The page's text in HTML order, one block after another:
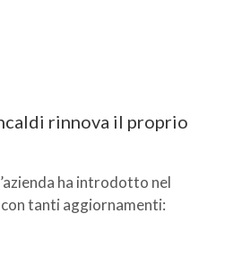
rinnova il proprio
ha introdotto nel
tanti aggiornamenti: